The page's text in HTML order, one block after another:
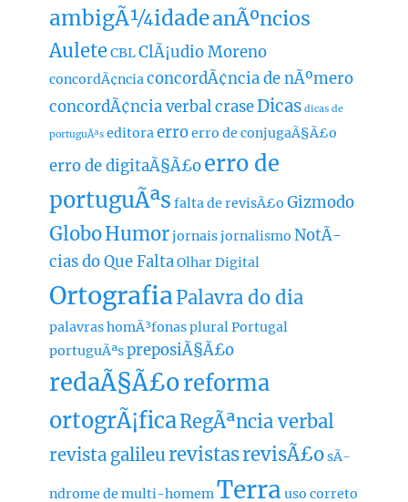
ambigÃ¼idadeanÃºncios
AuleteCBLClÃ¡udio Moreno
concordÃ¢nciaconcordÃ¢ncia de nÃºmero
concordÃ¢ncia verbalcraseDicas dicas de
portuguÃªs editoraerroerro de conjugaÃ§Ã£o
erro de digitaÃ§Ã£oerro de
portuguÃªs falta de revisÃ£o Gizmodo
GloboHumorjornaisjornalismo NotÃ­
cias do Que FaltaOlhar Digital
OrtografiaPalavra do dia
palavras homÃ³fonaspluralPortugal
portuguÃªspreposiÃ§Ã£o
redaÃ§Ã£oreforma
ortogrÃ¡ficaRegÃªncia verbal
revista galileurevistasrevisÃ£osÃ­
ndrome de multi-homemTerra uso correto